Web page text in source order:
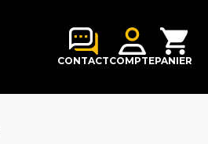
CONTACTCOMPTEPANIER